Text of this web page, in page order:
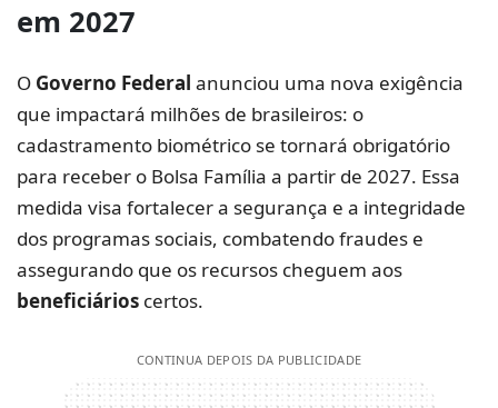
em 2027
O Governo Federal anunciou uma nova exigência
que impactará milhões de brasileiros: o
cadastramento biométrico se tornará obrigatório
para receber o Bolsa Família a partir de 2027. Essa
medida visa fortalecer a segurança e a integridade
dos programas sociais, combatendo fraudes e
assegurando que os recursos cheguem aos
beneficiários certos.
CONTINUA DEPOIS DA PUBLICIDADE